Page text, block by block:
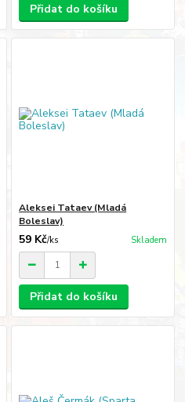
Přidat do košíku
Aleksei Tataev (Mladá
Boleslav)
59 Kč/ks Skladem
Přidat do košíku